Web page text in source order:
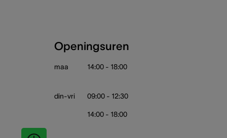
Openingsuren
maa 14:00 - 18:00
din-vri 09:00 - 12:30
14:00 - 18:00